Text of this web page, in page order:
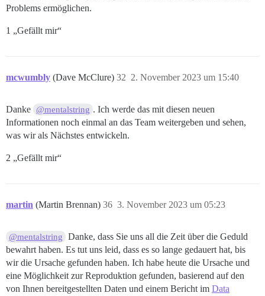
Problems ermöglichen.
1 „Gefällt mir“
mcwumbly (Dave McClure) 2. November 2023 um 15:40
32
Danke @mentalstring . Ich werde das mit diesen neuen
Informationen noch einmal an das Team weitergeben und sehen,
was wir als Nächstes entwickeln.
2 „Gefällt mir“
martin (Martin Brennan) 3. November 2023 um 05:23
36
@mentalstring
Danke, dass Sie uns all die Zeit über die Geduld
bewahrt haben. Es tut uns leid, dass es so lange gedauert hat, bis
wir die Ursache gefunden haben. Ich habe heute die Ursache und
eine Möglichkeit zur Reproduktion gefunden, basierend auf den
von Ihnen bereitgestellten Daten und einem Bericht im Data